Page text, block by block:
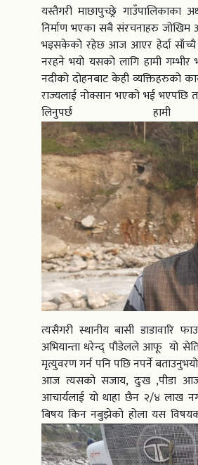
यस्तैगरी माछापुच्छ्रे
निर्माण भएका सबै संरचनाहरु जोखिम
भइसकेको रहेछ आज आएर हेर्दा
नरहने भयो यसको लागि हामी गम्भीर
नदीको दोहनबाट केही व्यक्तिहरुको
राज्यलाई नोक्सान भएको भई भएपछि
लिनुपर्छ
त्यसैगरी स्थानीय बासी
अभियान्ता धरेन्द् पौडेलले आफू यो
मृत्युवरण गर्न पनि पछि नपर्ने
आज त्यसको सजाय, दुःख ,पीडा आज
आचार्यलाई यो थाहा छैन २/४ लाख
बिषय किन नबुझेको होला यस